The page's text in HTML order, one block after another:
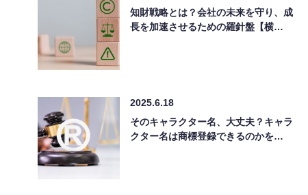
知財戦略とは？会社の未来を守り、成
長を加速させるための羅針盤【横…
2025.6.18
そのキャラクター名、大丈夫？キャラ
クター名は商標登録できるのかを…